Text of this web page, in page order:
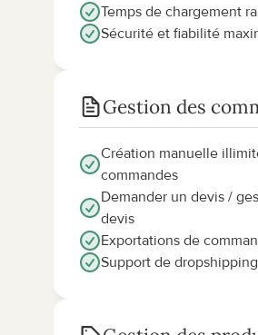
Temps de chargement
Sécurité et fiabilité
Gestion des
Création manuelle
commandes
Demander un devis /
devis
Exportations de
Support de dropshipping